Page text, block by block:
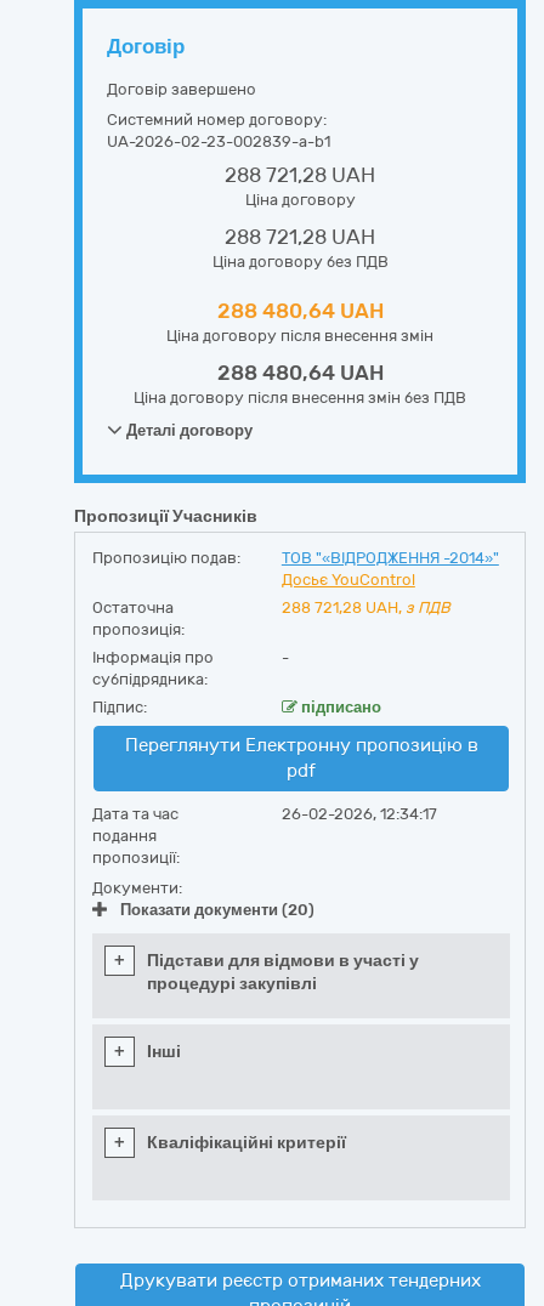
Договір
Договір завершено
Системний номер договору:
UA-2026-02-23-002839-a-b1
288 721,28 UAH
Ціна договору
288 721,28 UAH
Ціна договору без ПДВ
288 480,64 UAH
Ціна договору після внесення змін
288 480,64 UAH
Ціна договору після внесення змін без ПДВ
Деталі договору
Пропозиції Учасників
Пропозицію подав:
ТОВ "«ВІДРОДЖЕННЯ -2014»"
Досьє YouControl
Остаточна
пропозиція:
288 721,28 UAH, з ПДВ
Інформація про
субпідрядника:
-
Підпис: підписано
Переглянути Електронну пропозицію в
pdf
Дата та час
подання
пропозиції:
26-02-2026, 12:34:17
Документи:
Показати документи (20)
+
Підстави для відмови в участі у
процедурі закупівлі
+ Інші
+ Кваліфікаційні критерії
Друкувати реєстр отриманих тендерних